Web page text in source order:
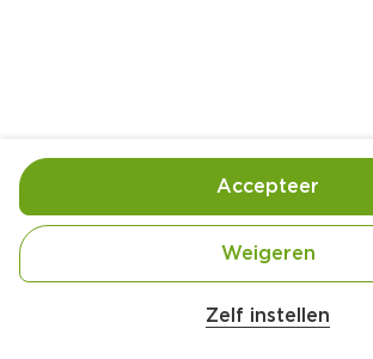
Handige informatie over dit product
Zelf instellen
Weigeren
Accepteer